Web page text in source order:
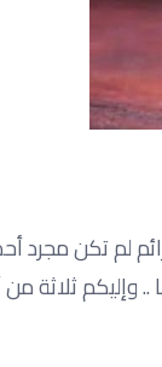
لم تكن مجرد
ثلاثة من